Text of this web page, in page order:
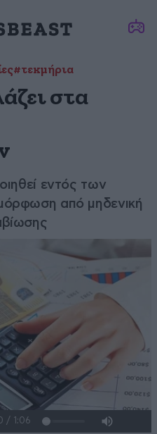
#τεκμήρια
στα
εντός των
από μηδενική